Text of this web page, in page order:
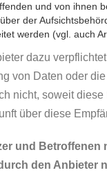
und von ihnen
der
werden (vgl. auch
dazu
von Daten oder
nicht, soweit
über diese
und
den Anbieter